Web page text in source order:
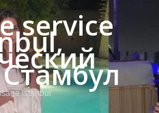
service
istanbul